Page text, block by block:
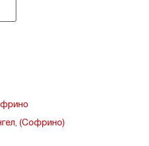
(Софрино)